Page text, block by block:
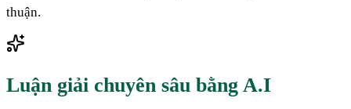
thuận.
Luận giải chuyên sâu bằng A.I